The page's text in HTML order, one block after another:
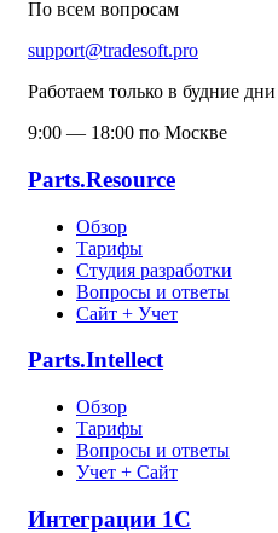
По всем вопросам
support@tradesoft.pro
Работаем только в будние дни
9:00 — 18:00 по Москве
Parts.Resource
Обзор
Тарифы
Студия разработки
Вопросы и ответы
Сайт + Учет
Parts.Intellect
Обзор
Тарифы
Вопросы и ответы
Учет + Сайт
Интеграции 1С